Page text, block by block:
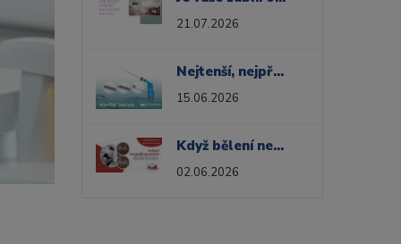
21.07.2026
Nejtenší, nejpřesnější, nejoblíbenější
15.06.2026
Když bělení není jen otázkou estetiky
02.06.2026